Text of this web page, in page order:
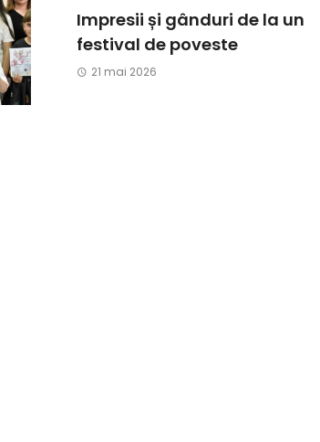
Impresii și gânduri de la un
festival de poveste
21 mai 2026